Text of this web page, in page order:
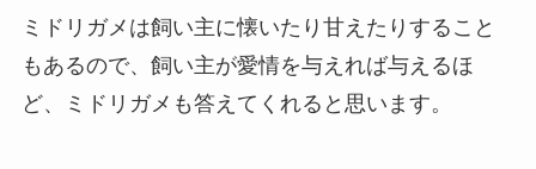
ミドリガメは飼い主に懐いたり甘えたりすること
もあるので、飼い主が愛情を与えれば与えるほ
ど、ミドリガメも答えてくれると思います。